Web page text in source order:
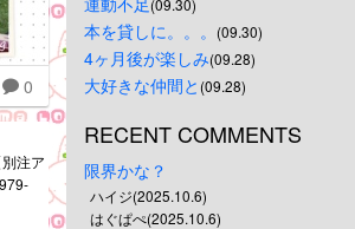
0
注ア
(09.30)
本を貸しに。。。 (09.30)
4ヶ月後が楽しみ(09.28)
大好きな仲間と (09.28)
RECENT COMMENTS
限界かな？
ハイジ(2025.10.6)
はぐぱぺ(2025.10.6)